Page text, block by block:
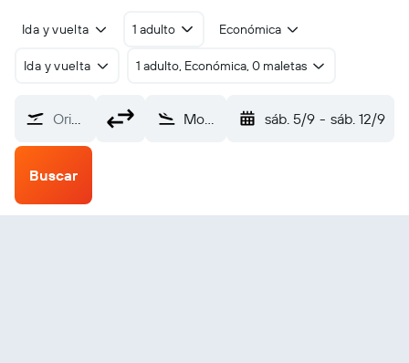
Ida y vuelta 1 adulto Económica
Ida y vuelta 1 adulto, Económica, 0 maletas
Origen Momote (MAS) sáb. 5/9 - sáb. 12/9
Buscar